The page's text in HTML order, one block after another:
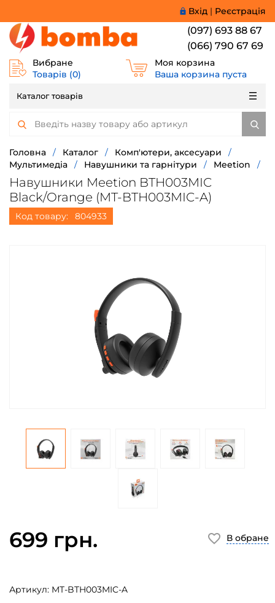
Вхід | Реєстрація
(097) 693 88 67
(066) 790 67 69
Вибране
Товарів (0)
Моя корзина
Ваша корзина пуста
Каталог товарів
Головна / Каталог / Комп'ютери, аксесуари
/
Мультимедіа
/ Навушники та гарнітури / Meetion /
Навушники Meetion BTH003MIC
Black/Orange (MT-BTH003MIC-A)
Код товару: 804933
699 грн.
Артикул: MT-BTH003MIC-A
В обране